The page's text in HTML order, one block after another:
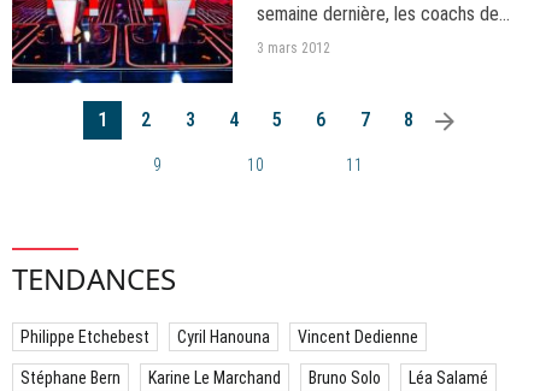
semaine dernière, les coachs de
"The Voice" reprennent du service
Jenifer, Garou,...
3 mars 2012
1 2 3 4 5 6 7 8
9 10 11
arrow_right
TENDANCES
Philippe Etchebest Cyril Hanouna Vincent Dedienne
Stéphane Bern Karine Le Marchand Bruno Solo Léa Salamé